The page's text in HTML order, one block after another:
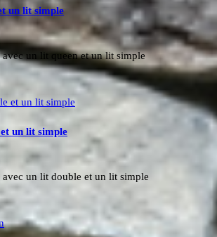
un lit simple
avec un lit queen et un lit simple
un lit simple
avec un lit double et un lit simple